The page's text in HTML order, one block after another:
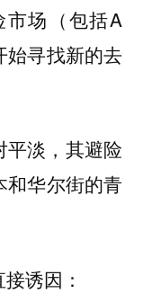
场（包括A
始寻找新的去
平淡，其避险
和华尔街的青
诱因：